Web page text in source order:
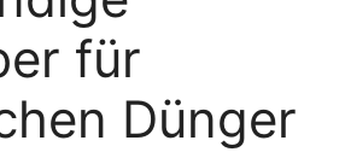
für
Dünger